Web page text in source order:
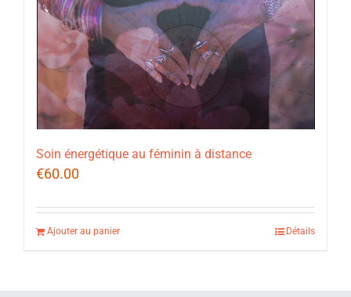
Soin énergétique au féminin à distance
€60.00
Ajouter au panier Détails